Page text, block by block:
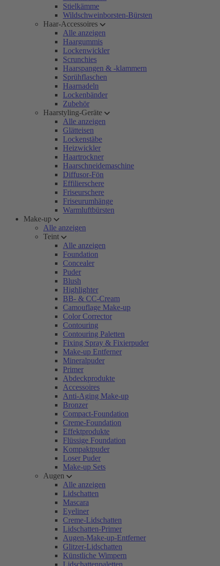
Stielkämme
Wildschweinborsten-Bürsten
Haar-Accessoires
Alle anzeigen
Haargummis
Lockenwickler
Scrunchies
Haarspangen & -klammern
Sprühflaschen
Haarnadeln
Lockenbänder
Zubehör
Haarstyling-Geräte
Alle anzeigen
Glätteisen
Lockenstäbe
Heizwickler
Haartrockner
Haarschneidemaschine
Diffusor-Fön
Effilierschere
Friseurschere
Friseurumhänge
Warmluftbürsten
Make-up
Alle anzeigen
Teint
Alle anzeigen
Foundation
Concealer
Puder
Blush
Highlighter
BB- & CC-Cream
Camouflage Make-up
Color Corrector
Contouring
Contouring Paletten
Fixing Spray & Fixierpuder
Make-up Entferner
Mineralpuder
Primer
Abdeckprodukte
Accessoires
Anti-Aging Make-up
Bronzer
Compact-Foundation
Creme-Foundation
Effektprodukte
Flüssige Foundation
Kompaktpuder
Loser Puder
Make-up Sets
Augen
Alle anzeigen
Lidschatten
Mascara
Eyeliner
Creme-Lidschatten
Lidschatten-Primer
Augen-Make-up-Entferner
Glitzer-Lidschatten
Künstliche Wimpern
Lidschattenpaletten